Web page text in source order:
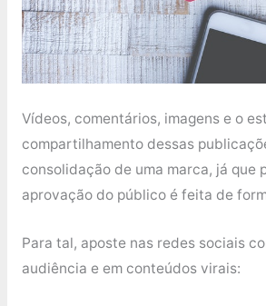
Vídeos, comentários, imagens e o
compartilhamento dessas
consolidação de uma marca, já que
aprovação do público é feita de
Para tal, aposte nas redes sociais
audiência e em conteúdos virais: